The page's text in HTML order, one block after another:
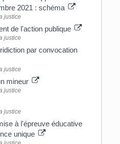
2021 : schéma
justice
de l'action publique
justice
par convocation
justice
mineur
justice
justice
à l'épreuve éducative
unique